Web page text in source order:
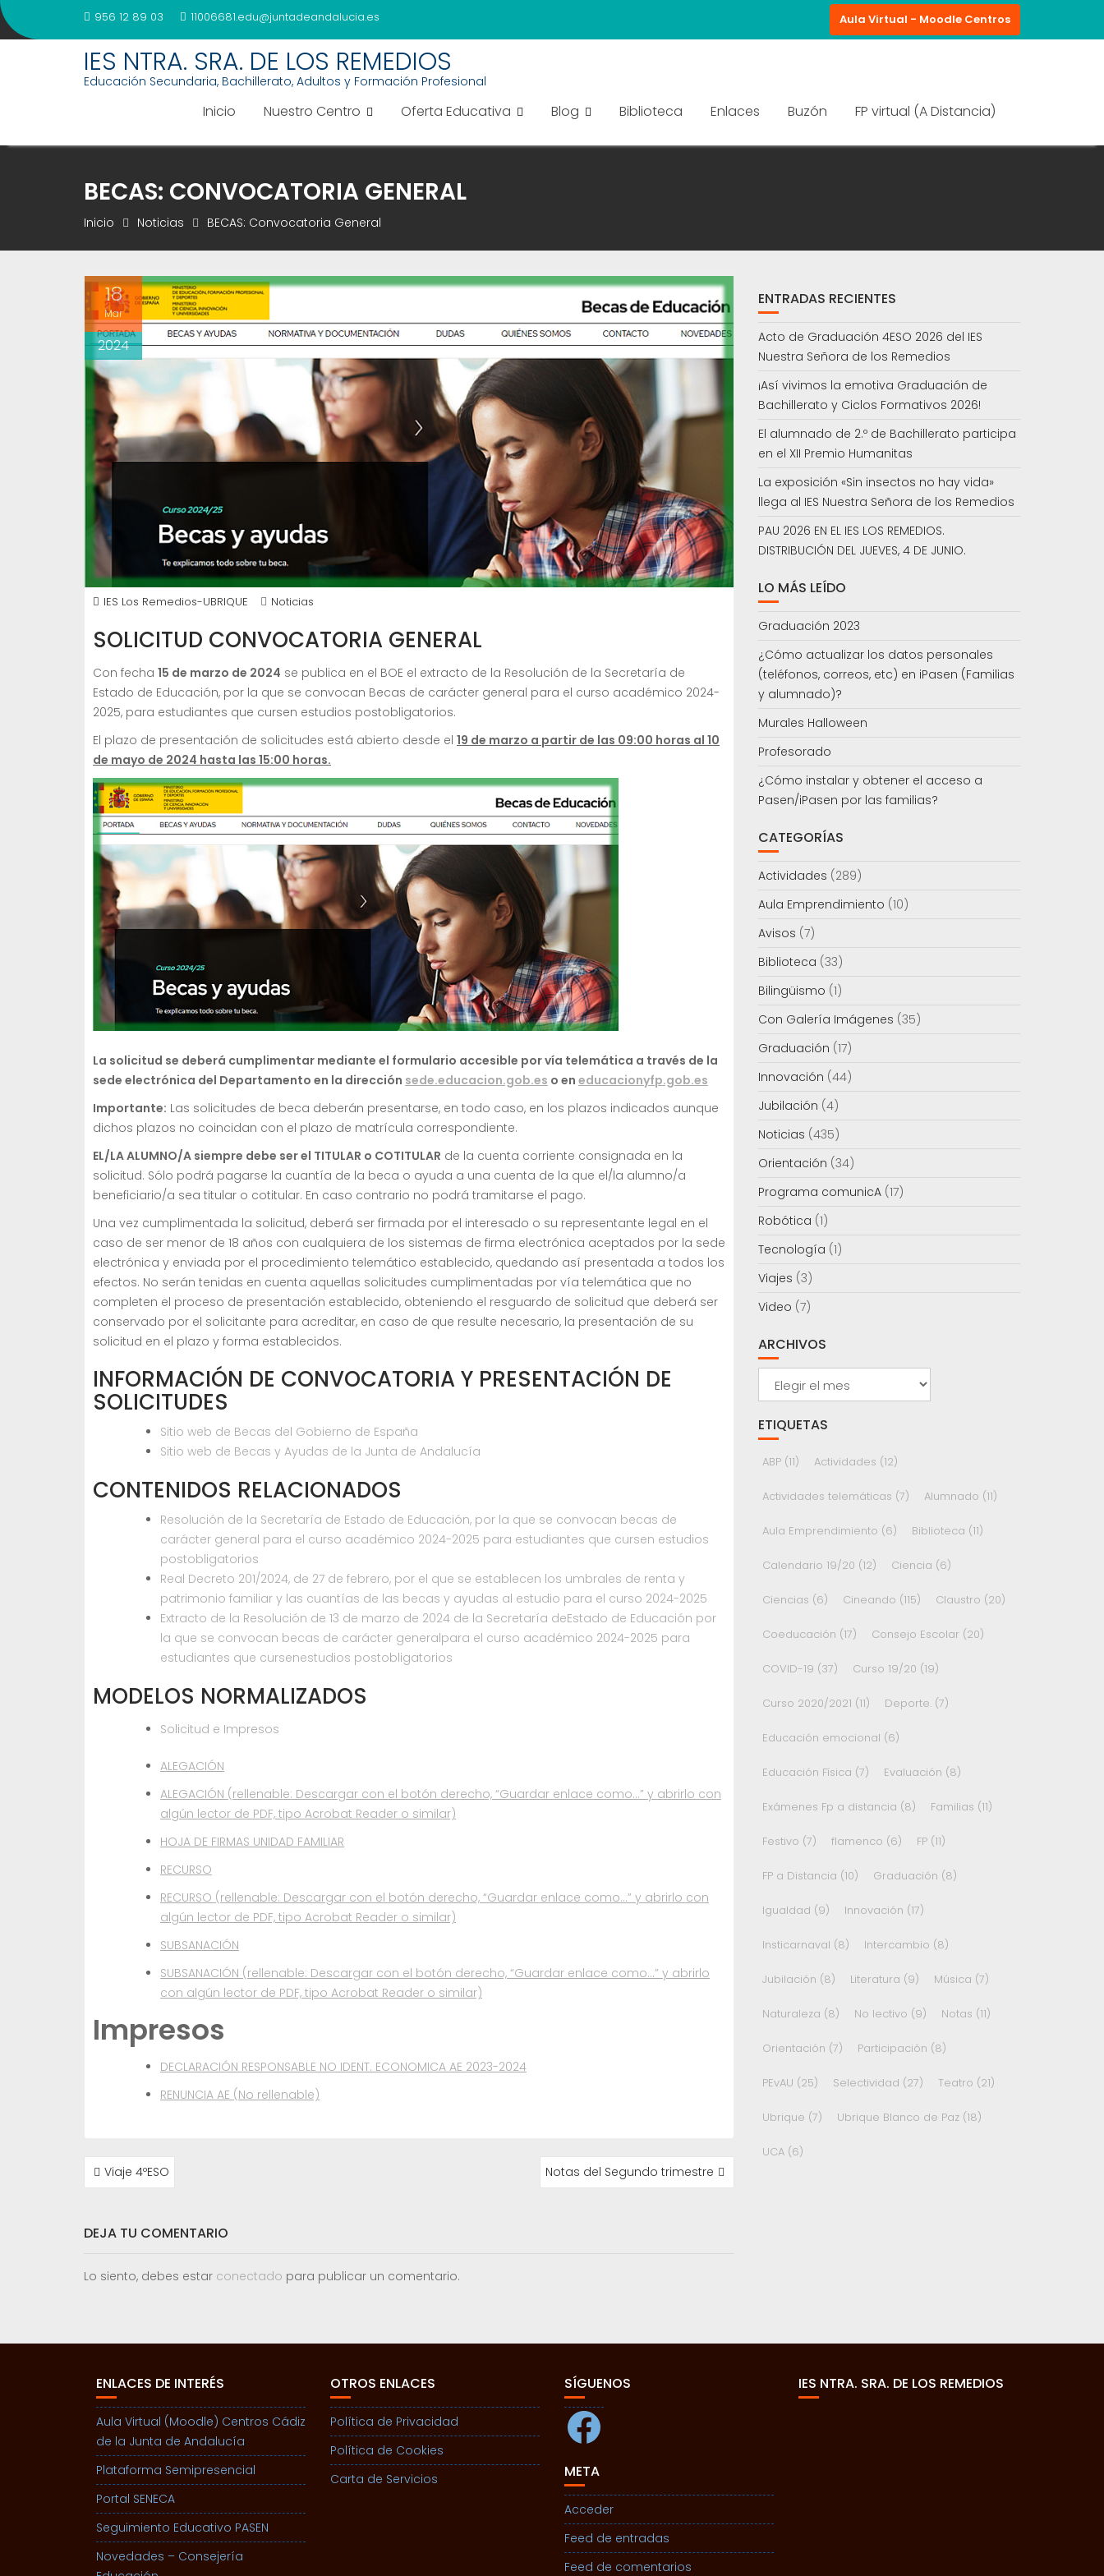
Saltar
al
956 12 89 03 11006681.edu@juntadeandalucia.es Aula Virtual - Moodle Centros
IES NTRA. SRA. DE LOS REMEDIOS
Educación Secundaria, Bachillerato, Adultos y Formación Profesional
Inicio Nuestro Centro Oferta Educativa Blog Biblioteca Enlaces Buzón FP virtual (A Distancia)
BECAS: CONVOCATORIA GENERAL
Inicio Noticias BECAS: Convocatoria General
18
Mar
2024
IES Los Remedios-UBRIQUE Noticias
SOLICITUD CONVOCATORIA GENERAL
Con fecha 15 de marzo de 2024 se publica en el BOE el extracto de la Resolución de la Secretaría de
Estado de Educación, por la que se convocan Becas de carácter general para el curso académico 2024-
2025, para estudiantes que cursen estudios postobligatorios.
El plazo de presentación de solicitudes está abierto desde el 19 de marzo a partir de las 09:00 horas al 10
de mayo de 2024 hasta las 15:00 horas.
La solicitud se deberá cumplimentar mediante el formulario accesible por vía telemática a través de la
sede electrónica del Departamento en la dirección sede.educacion.gob.es o en educacionyfp.gob.es
Importante: Las solicitudes de beca deberán presentarse, en todo caso, en los plazos indicados aunque
dichos plazos no coincidan con el plazo de matrícula correspondiente.
EL/LA ALUMNO/A siempre debe ser el TITULAR o COTITULAR de la cuenta corriente consignada en la
solicitud. Sólo podrá pagarse la cuantía de la beca o ayuda a una cuenta de la que el/la alumno/a
beneficiario/a sea titular o cotitular. En caso contrario no podrá tramitarse el pago.
Una vez cumplimentada la solicitud, deberá ser firmada por el interesado o su representante legal en el
caso de ser menor de 18 años con cualquiera de los sistemas de firma electrónica aceptados por la sede
electrónica y enviada por el procedimiento telemático establecido, quedando así presentada a todos los
efectos. No serán tenidas en cuenta aquellas solicitudes cumplimentadas por vía telemática que no
completen el proceso de presentación establecido, obteniendo el resguardo de solicitud que deberá ser
conservado por el solicitante para acreditar, en caso de que resulte necesario, la presentación de su
solicitud en el plazo y forma establecidos.
INFORMACIÓN DE CONVOCATORIA Y PRESENTACIÓN DE
SOLICITUDES
Sitio web de Becas del Gobierno de España
Sitio web de Becas y Ayudas de la Junta de Andalucía
CONTENIDOS RELACIONADOS
Resolución de la Secretaría de Estado de Educación, por la que se convocan becas de
carácter general para el curso académico 2024-2025 para estudiantes que cursen estudios
postobligatorios
Real Decreto 201/2024, de 27 de febrero, por el que se establecen los umbrales de renta y
patrimonio familiar y las cuantías de las becas y ayudas al estudio para el curso 2024-2025
Extracto de la Resolución de 13 de marzo de 2024 de la Secretaría deEstado de Educación por
la que se convocan becas de carácter generalpara el curso académico 2024-2025 para
estudiantes que cursenestudios postobligatorios
MODELOS NORMALIZADOS
Solicitud e Impresos
ALEGACIÓN
ALEGACIÓN (rellenable: Descargar con el botón derecho, “Guardar enlace como…” y abrirlo con
algún lector de PDF, tipo Acrobat Reader o similar)
HOJA DE FIRMAS UNIDAD FAMILIAR
RECURSO
RECURSO (rellenable: Descargar con el botón derecho, “Guardar enlace como…” y abrirlo con
algún lector de PDF, tipo Acrobat Reader o similar)
SUBSANACIÓN
SUBSANACIÓN (rellenable: Descargar con el botón derecho, “Guardar enlace como…” y abrirlo
con algún lector de PDF, tipo Acrobat Reader o similar)
Impresos
DECLARACIÓN RESPONSABLE NO IDENT. ECONOMICA AE 2023-2024
RENUNCIA AE (No rellenable)
NAVEGACIÓN
DEViaje 4ºESO Notas del Segundo trimestre
DEJA TU COMENTARIO
Lo siento, debes estar conectado para publicar un comentario.
ENTRADAS RECIENTES
Acto de Graduación 4ESO 2026 del IES
Nuestra Señora de los Remedios
¡Así vivimos la emotiva Graduación de
Bachillerato y Ciclos Formativos 2026!
El alumnado de 2.º de Bachillerato participa
en el XII Premio Humanitas
La exposición «Sin insectos no hay vida»
llega al IES Nuestra Señora de los Remedios
PAU 2026 EN EL IES LOS REMEDIOS.
DISTRIBUCIÓN DEL JUEVES, 4 DE JUNIO.
LO MÁS LEÍDO
Graduación 2023
¿Cómo actualizar los datos personales
(teléfonos, correos, etc) en iPasen (Familias
y alumnado)?
Murales Halloween
Profesorado
¿Cómo instalar y obtener el acceso a
Pasen/iPasen por las familias?
CATEGORÍAS
Actividades (289)
Aula Emprendimiento (10)
Avisos (7)
Biblioteca (33)
Bilingüismo (1)
Con Galería Imágenes (35)
Graduación (17)
Innovación (44)
Jubilación (4)
Noticias (435)
Orientación (34)
Programa comunicA(17)
Robótica (1)
Tecnología (1)
Viajes (3)
Video (7)
ARCHIVOS
Archivos
ETIQUETAS
ABP(11) Actividades (12)
Actividades telemáticas (7) Alumnado (11)
Aula Emprendimiento (6) Biblioteca (11)
Calendario 19/20 (12) Ciencia (6)
Ciencias (6) Cineando (115) Claustro (20)
Coeducación (17) Consejo Escolar (20)
COVID-19 (37) Curso 19/20 (19)
Curso 2020/2021 (11) Deporte.(7)
Educación emocional (6)
Educación Física (7) Evaluación (8)
Exámenes Fp a distancia (8) Familias (11)
Festivo (7) flamenco (6) FP(11)
FP a Distancia (10) Graduación (8)
Igualdad (9) Innovación (17)
Insticarnaval (8) Intercambio (8)
Jubilación (8) Literatura (9) Música (7)
Naturaleza (8) No lectivo (9) Notas (11)
Orientación (7) Participación (8)
PEvAU (25) Selectividad (27) Teatro (21)
Ubrique (7) Ubrique Blanco de Paz(18)
UCA(6)
ENLACES DE INTERÉS
Aula Virtual (Moodle) Centros Cádiz
de la Junta de Andalucía
Plataforma Semipresencial
Portal SENECA
Seguimiento Educativo PASEN
Novedades – Consejería
OTROS ENLACES
Política de Privacidad
Política de Cookies
Carta de Servicios
SÍGUENOS
Facebook
META
Acceder
Feed de entradas
Feed de comentarios
IES NTRA. SRA. DE LOS REMEDIOS